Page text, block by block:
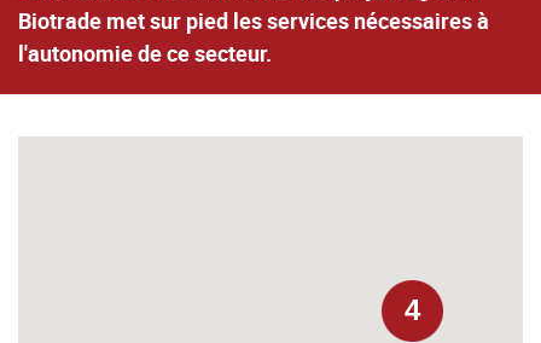
Biotrade met sur pied les services nécessaires à
l'autonomie de ce secteur.
4